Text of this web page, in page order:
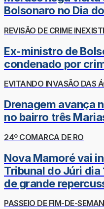
Bolsonaro no Dia
REVISÃO DE CRIME
Ex-ministro de
condenado por
EVITANDO INVASÃO DAS
Drenagem avança
no bairro três
24º COMARCA DE RO
Nova Mamoré vai
Tribunal do Júri
de grande
PASSEIO DE FIM-DE-